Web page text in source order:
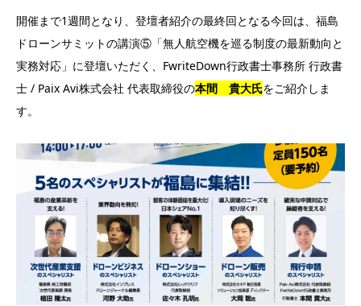
開催まで1週間となり、登壇者紹介の最終回となる今回は、福島
ドローンサミットの講演⑤「無人航空機を巡る制度の最新動向と
実務対応」に登壇いただく、FwriteDown行政書士事務所 行政書
士 / Paix Avi株式会社 代表取締役の本間 貴大氏をご紹介しま
す。